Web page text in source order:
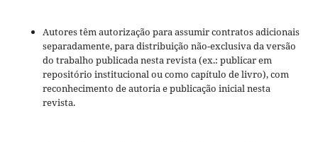
Autores têm autorização para assumir contratos adicionais
separadamente, para distribuição não-exclusiva da versão
do trabalho publicada nesta revista (ex.: publicar em
repositório institucional ou como capítulo de livro), com
reconhecimento de autoria e publicação inicial nesta
revista.